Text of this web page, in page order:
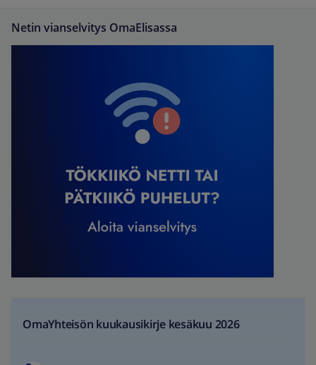
Netin vianselvitys OmaElisassa
OmaYhteisön kuukausikirje kesäkuu 2026